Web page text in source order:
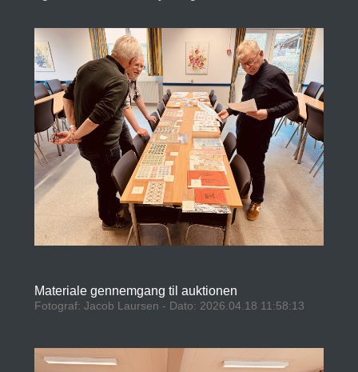
Materiale gennemgang til auktionen
Fotograf: Jacob Laursen - Dato: 2026.04.18 11:58:13